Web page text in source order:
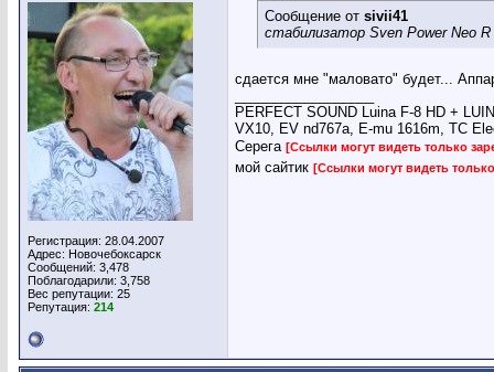
Регистрация: 28.04.2007
Адрес: Новочебоксарск
Сообщений: 3,478
Поблагодарили: 3,758
Вес репутации: 25
Репутация: 214
Сообщение от sivii41
стабилизатор Sven Power Neo
сдается мне "маловато" будет...
PERFECT SOUND Luina F-8 HD +
VX10, EV nd767a, E-mu 1616m, TC
Серега [Ссылки могут видеть только
мой сайтик [Ссылки могут видеть